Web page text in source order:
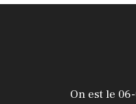
On est le